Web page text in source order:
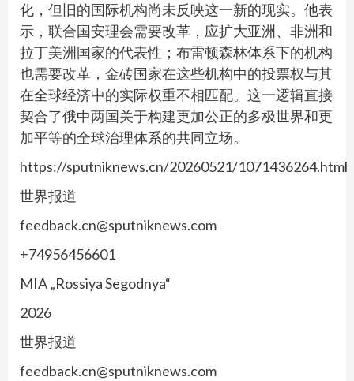
化，但旧的国际机构尚未反映这一新的现实。他表
示，联合国安理会需要改革，应扩大亚洲、非洲和
拉丁美洲国家的代表性；布雷顿森林体系下的机构
也需要改革，金砖国家在这些机构中的投票权与其
在全球经济中的实际权重不相匹配。这一逻辑直接
契合了俄中两国关于构建更加公正的多极世界和更
加平等的全球治理体系的共同立场。
https://sputniknews.cn/20260521/1071436264.html
世界报道
feedback.cn@sputniknews.com
+74956456601
MIA „Rossiya Segodnya“
2026
世界报道
feedback.cn@sputniknews.com